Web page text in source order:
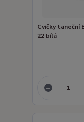
Cvičky taneční
22 bílá